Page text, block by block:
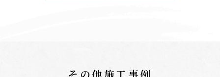
その他施工事例